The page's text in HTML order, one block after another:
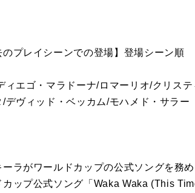
のプレイシーンでの登場】登場シーン順
ィエゴ・マラドーナ/ロマーリオ/クリス
/デヴィッド・ベッカム/モハメド・サラー
ーラがワールドカップの公式ソングを務
カップ公式ソング「Waka Waka (This